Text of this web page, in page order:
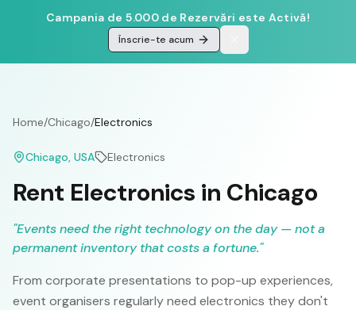
Campania de 5.000 de Rezervări este Activă!
Înscrie-te acum
Home/Chicago/Electronics
Chicago, USA Electronics
Rent Electronics in Chicago
"Events need the right technology on the day — not a
permanent inventory that costs a fortune."
From corporate presentations to pop-up experiences,
event organisers regularly need electronics they don't